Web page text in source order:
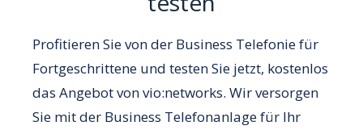
Profitieren Sie von der Business Telefonie für
Fortgeschrittene und testen Sie jetzt, kostenlos
das Angebot von vio:networks. Wir versorgen
Sie mit der Business Telefonanlage für Ihr